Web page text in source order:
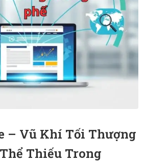
– Vũ Khí Tối Thượng
Thiếu Trong